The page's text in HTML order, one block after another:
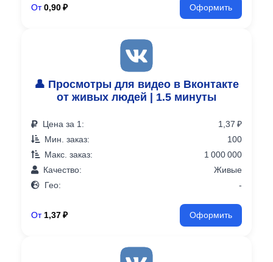
От 0,90 ₽ Оформить
👤 Просмотры для видео в Вконтакте
от живых людей | 1.5 минуты
Цена за 1:
1,37 ₽
Мин. заказ:
100
Макс. заказ:
1 000 000
Качество:
Живые
Гео:
-
От 1,37 ₽ Оформить